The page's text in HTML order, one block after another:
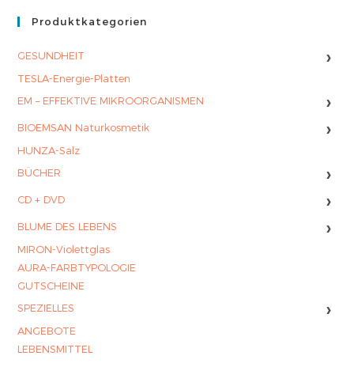
Produktkategorien
GESUNDHEIT ›
TESLA-Energie-Platten
EM – EFFEKTIVE MIKROORGANISMEN
›
BIOEMSAN Naturkosmetik ›
HUNZA-Salz
BÜCHER
›
CD + DVD ›
BLUME DES LEBENS ›
MIRON-Violettglas
AURA-FARBTYPOLOGIE
GUTSCHEINE
SPEZIELLES
›
ANGEBOTE
LEBENSMITTEL